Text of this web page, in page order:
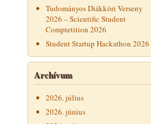
Tudományos Diákköri Verseny
2026 – Scientific Student
Comptetition 2026
Student Startup Hackathon 2026
Archívum
2026. július
2026. június